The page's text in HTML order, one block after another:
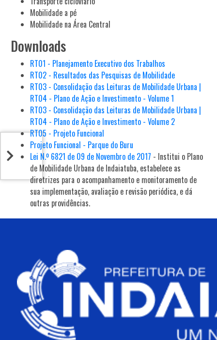
Mobilidade a pé
Mobilidade na Área Central
Downloads
RT01 - Planejamento Executivo dos Trabalhos
RT02 - Resultados das Pesquisas de Mobilidade
RT03 - Consolidação das Leituras de Mobilidade Urbana |
RT04 - Plano de Ação e Investimento - Volume 1
RT03 - Consolidação das Leituras de Mobilidade Urbana |
RT04 - Plano de Ação e Investimento - Volume 2
RT05 - Projeto Funcional
Projeto Funcional - Parque do Buru
Lei N.º 6821 de 09 de Novembro de 2017 - Institui o Plano
de Mobilidade Urbana de Indaiatuba, estabelece as
diretrizes para o acompanhamento e monitoramento de
sua implementação, avaliação e revisão periódica, e dá
outras providências.